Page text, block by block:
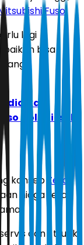
Fuso
lagi
bisa
Colt Diesel
konsep Zero
niaga tetap
dan 1 truck